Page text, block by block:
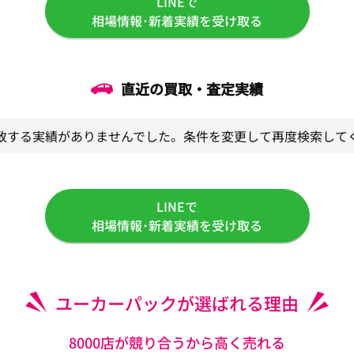
相場情報･新着実績を受け取る
直近の買取・査定実績
する実績がありませんでした。条件を変更して再度検索して
LINEで
相場情報･新着実績を受け取る
ユーカーパックが選ばれる理由
8000店が競り合うから高く売れる